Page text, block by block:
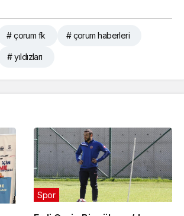
# çorum fk # çorum haberleri
# yıldızları
Spor